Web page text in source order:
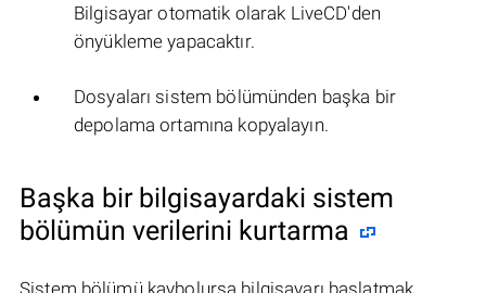
Bilgisayar otomatik olarak LiveCD'den
önyükleme yapacaktır.
Dosyaları sistem bölümünden başka bir
depolama ortamına kopyalayın.
Başka bir bilgisayardaki sistem
bölümün verilerini kurtarma
Sistem bölümü kaybolursa bilgisayarı başlatmak